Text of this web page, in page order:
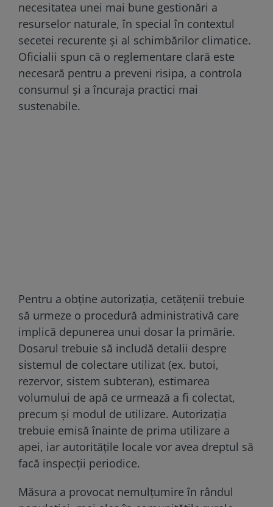
necesitatea unei mai bune gestionări a
resurselor naturale, în special în contextul
secetei recurente și al schimbărilor climatice.
Oficialii spun că o reglementare clară este
necesară pentru a preveni risipa, a controla
consumul și a încuraja practici mai
sustenabile.
Pentru a obține autorizația, cetățenii trebuie
să urmeze o procedură administrativă care
implică depunerea unui dosar la primărie.
Dosarul trebuie să includă detalii despre
sistemul de colectare utilizat (ex. butoi,
rezervor, sistem subteran), estimarea
volumului de apă ce urmează a fi colectat,
precum și modul de utilizare. Autorizația
trebuie emisă înainte de prima utilizare a
apei, iar autoritățile locale vor avea dreptul să
facă inspecții periodice.
Măsura a provocat nemulțumire în rândul